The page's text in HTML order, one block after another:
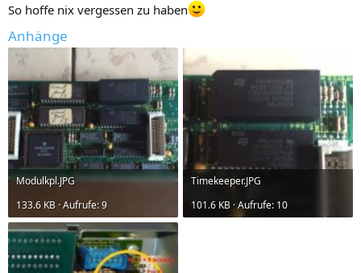
So hoffe nix vergessen zu haben
Anhänge
Modulkpl.JPG
133.6 KB · Aufrufe: 9
Timekeeper.JPG
101.6 KB · Aufrufe: 10